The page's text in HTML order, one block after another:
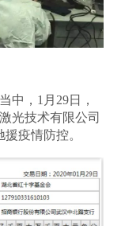
中，1月29日，
光技术有限公司
疫情防控。